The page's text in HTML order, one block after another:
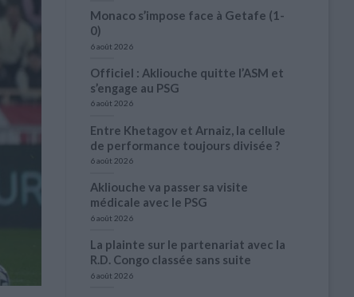
Monaco s’impose face à Getafe (1-
0)
6 août 2026
Officiel : Akliouche quitte l’ASM et
s’engage au PSG
6 août 2026
Entre Khetagov et Arnaiz, la cellule
de performance toujours divisée ?
6 août 2026
Akliouche va passer sa visite
médicale avec le PSG
6 août 2026
La plainte sur le partenariat avec la
R.D. Congo classée sans suite
6 août 2026